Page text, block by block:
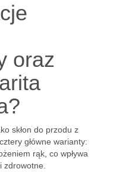
oraz
skłon do przodu z
główne warianty:
rąk, co wpływa